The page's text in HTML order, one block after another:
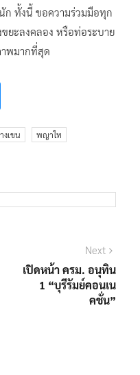
ก ทั้งนี้ ขอความร่วมมือทุก
ยะลงคลอง หรือท่อระบาย
าพมากที่สุด
งเขน
พญาไท
Next
post:
เปิดหน้า ครม. อนุทิน
1 “บุรีรัมย์คอนเน
คชั่น”